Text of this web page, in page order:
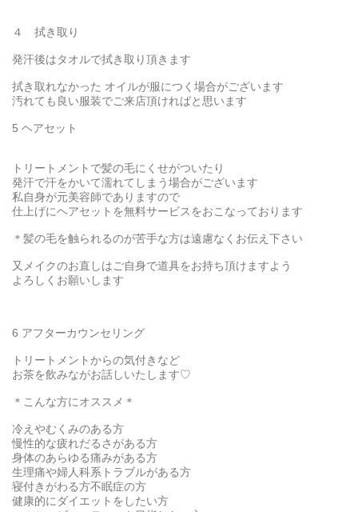
４ 拭き取り
発汗後はタオルで拭き取り頂きます
拭き取れなかった オイルが服につく場合がございます
汚れても良い服装でご来店頂ければと思います
5 ヘアセット
トリートメントで髪の毛にくせがついたり
発汗で汗をかいて濡れてしまう場合がございます
私自身が元美容師でありますので
仕上げにヘアセットを無料サービスをおこなっております
＊髪の毛を触られるのが苦手な方は遠慮なくお伝え下さい
又メイクのお直しはご自身で道具をお持ち頂けますよう
よろしくお願いします
6 アフターカウンセリング
トリートメントからの気付きなど
お茶を飲みながお話しいたします♡
＊こんな方にオススメ＊
冷えやむくみのある方
慢性的な疲れだるさがある方
身体のあらゆる痛みがある方
生理痛や婦人科系トラブルがある方
寝付きがわる方不眠症の方
健康的にダイエットをしたい方